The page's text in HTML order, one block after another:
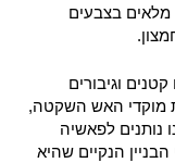
מלאים בצבעים
וגיבורים
מוקדי האש השקטה,
נותנים לפאשיה
הנקיים שהיא